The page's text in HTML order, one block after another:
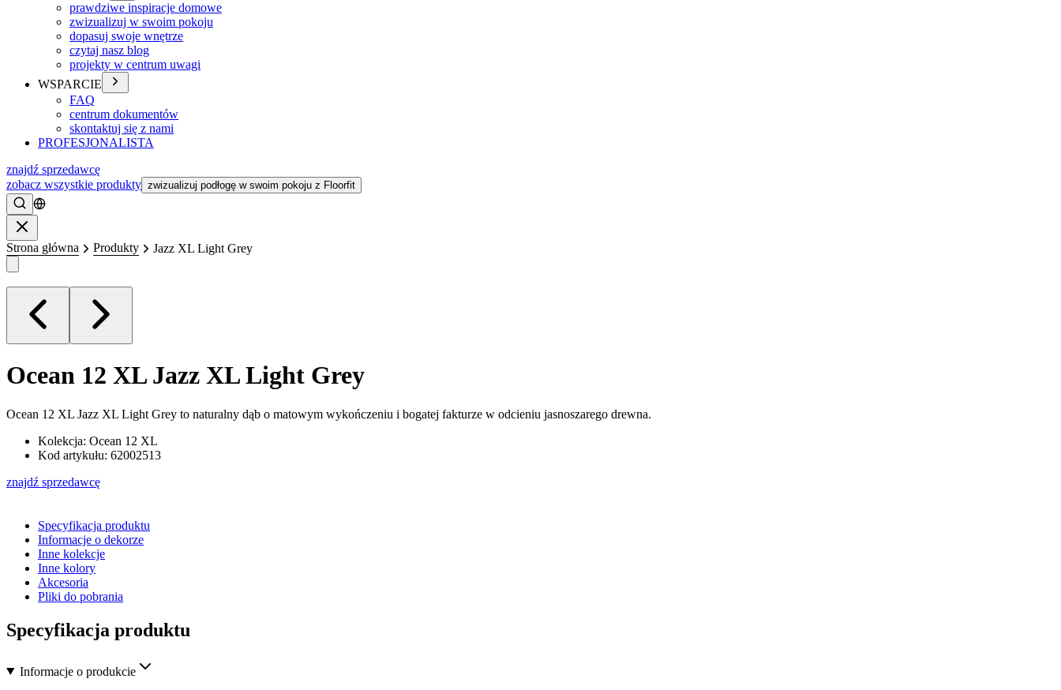
prawdziwe inspiracje domowe
zwizualizuj w swoim pokoju
dopasuj swoje wnętrze
czytaj nasz blog
projekty w centrum uwagi
WSPARCIE
FAQ
centrum dokumentów
skontaktuj się z nami
PROFESJONALISTA
znajdź sprzedawcę
zobacz wszystkie produkty zwizualizuj podłogę w swoim pokoju z Floorfit
Szukać
Strona główna Produkty Jazz XL Light Grey
Ocean 12 XL Jazz XL Light Grey
Ocean 12 XL Jazz XL Light Grey to naturalny dąb o matowym wykończeniu i bogatej fakturze w odcieniu jasnoszarego drewna.
Kolekcja: Ocean 12 XL
Kod artykułu: 62002513
znajdź sprzedawcę
Specyfikacja produktu
Informacje o dekorze
Inne kolekcje
Inne kolory
Akcesoria
Pliki do pobrania
Specyfikacja produktu
Informacje o produkcie